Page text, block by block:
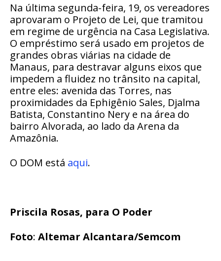
Na última segunda-feira, 19, os vereadores
aprovaram o Projeto de Lei, que tramitou
em regime de urgência na Casa Legislativa.
O empréstimo será usado em projetos de
grandes obras viárias na cidade de
Manaus, para destravar alguns eixos que
impedem a fluidez no trânsito na capital,
entre eles: avenida das Torres, nas
proximidades da Ephigênio Sales, Djalma
Batista, Constantino Nery e na área do
bairro Alvorada, ao lado da Arena da
Amazônia.
O DOM está aqui.
Priscila Rosas, para O Poder
Foto: Altemar Alcantara/Semcom